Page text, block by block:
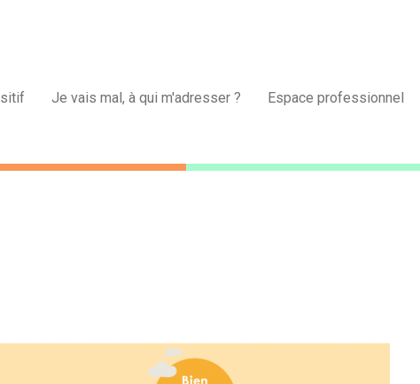
Je vais mal, à qui m'adresser ? Espace professionnel